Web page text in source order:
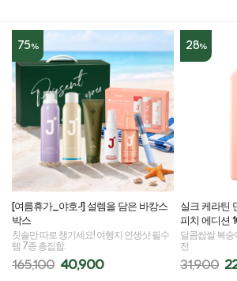
75%
[여름휴가_야호-!] 설렘을 담은 바캉스
박스
칫솔만 따로 챙기세요! 여행지 인생샷 필수
템 7종 총집합.
165,100 40,900
28%
실크 케라틴
피치 에디션
달콤쌉쌀 복
전
31,900